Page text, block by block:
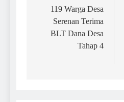
pos119 Warga Desa
Serenan Terima
BLT Dana Desa
Tahap 4